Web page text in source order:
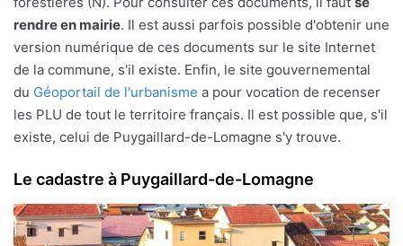
rendre en mairie. Il est aussi parfois possible d'obtenir une
version numérique de ces documents sur le site Internet
de la commune, s'il existe. Enfin, le site gouvernemental
du Géoportail de l'urbanisme a pour vocation de recenser
les PLU de tout le territoire français. Il est possible que, s'il
existe, celui de Puygaillard-de-Lomagne s'y trouve.
Le cadastre à Puygaillard-de-Lomagne